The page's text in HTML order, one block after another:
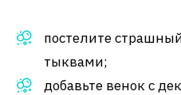
постелите
тыквами;
добавьте венок с